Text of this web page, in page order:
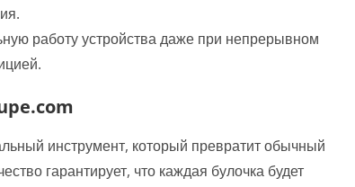
работу устройства даже при непрерывном
инструмент, который превратит обычный
гарантирует, что каждая булочка будет